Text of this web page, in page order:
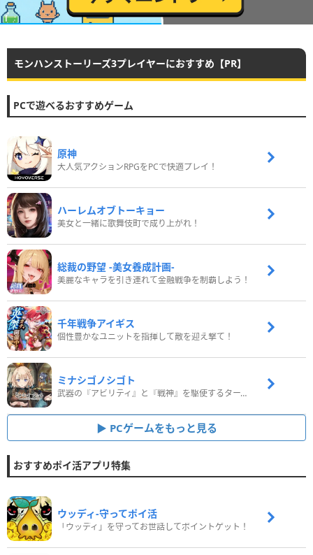
モンハンストーリーズ3プレイヤーにおすすめ【PR】
PCで遊べるおすすめゲーム
原神
大人気アクションRPGをPCで快適プレイ！
ハーレムオブトーキョー
美女と一緒に歌舞伎町で成り上がれ！
総裁の野望 -美女養成計画-
美麗なキャラを引き連れて金融戦争を制覇しよう！
千年戦争アイギス
個性豊かなユニットを指揮して敵を迎え撃て！
ミナシゴノシゴト
武器の『アビリティ』と『戦神』を駆使するターン制コマンドバトルRPG！
PCゲームをもっと見る
おすすめポイ活アプリ特集
ウッディ‐守ってポイ活
「ウッディ」を守ってお世話してポイントゲット！